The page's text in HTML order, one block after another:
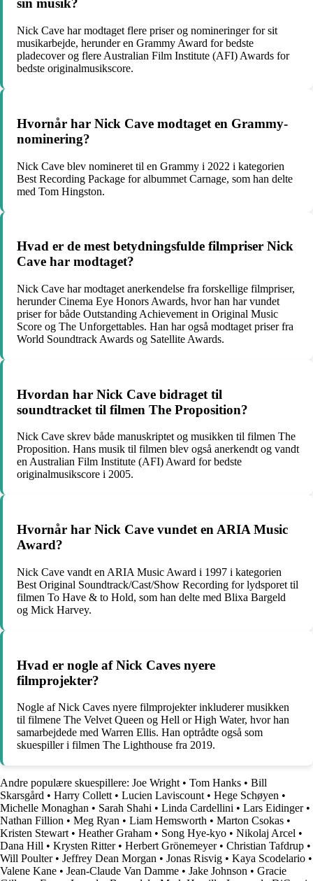
sin musik?
Nick Cave har modtaget flere priser og nomineringer for sit
musikarbejde, herunder en Grammy Award for bedste
pladecover og flere Australian Film Institute (AFI) Awards for
bedste originalmusikscore.
Hvornår har Nick Cave modtaget en Grammy-
nominering?
Nick Cave blev nomineret til en Grammy i 2022 i kategorien
Best Recording Package for albummet Carnage, som han delte
med Tom Hingston.
Hvad er de mest betydningsfulde filmpriser Nick
Cave har modtaget?
Nick Cave har modtaget anerkendelse fra forskellige filmpriser,
herunder Cinema Eye Honors Awards, hvor han har vundet
priser for både Outstanding Achievement in Original Music
Score og The Unforgettables. Han har også modtaget priser fra
World Soundtrack Awards og Satellite Awards.
Hvordan har Nick Cave bidraget til
soundtracket til filmen The Proposition?
Nick Cave skrev både manuskriptet og musikken til filmen The
Proposition. Hans musik til filmen blev også anerkendt og vandt
en Australian Film Institute (AFI) Award for bedste
originalmusikscore i 2005.
Hvornår har Nick Cave vundet en ARIA Music
Award?
Nick Cave vandt en ARIA Music Award i 1997 i kategorien
Best Original Soundtrack/Cast/Show Recording for lydsporet til
filmen To Have & to Hold, som han delte med Blixa Bargeld
og Mick Harvey.
Hvad er nogle af Nick Caves nyere
filmprojekter?
Nogle af Nick Caves nyere filmprojekter inkluderer musikken
til filmene The Velvet Queen og Hell or High Water, hvor han
samarbejdede med Warren Ellis. Han optrådte også som
skuespiller i filmen The Lighthouse fra 2019.
Andre populære skuespillere: Joe Wright • Tom Hanks • Bill
Skarsgård • Harry Collett • Lucien Laviscount • Hege Schøyen •
Michelle Monaghan • Sarah Shahi • Linda Cardellini • Lars Eidinger•
Nathan Fillion • Meg Ryan • Liam Hemsworth • Marton Csokas •
Kristen Stewart • Heather Graham • Song Hye-kyo • Nikolaj Arcel •
Dana Hill • Krysten Ritter• Herbert Grönemeyer• Christian Tafdrup •
Will Poulter• Jeffrey Dean Morgan • Jonas Risvig • Kaya Scodelario •
Valene Kane • Jean-Claude Van Damme • Jake Johnson • Gracie